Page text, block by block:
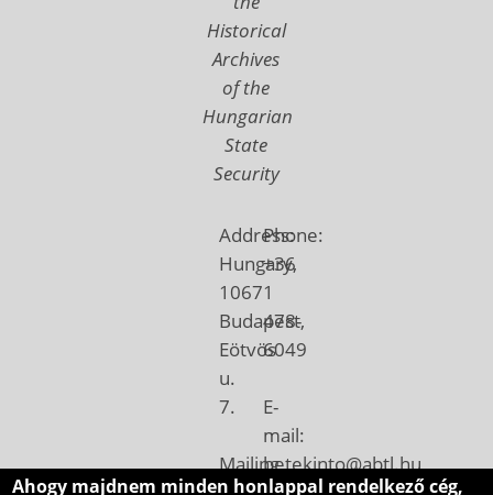
Historical
Archives
of the
Hungarian
State
Security
Address:
Hungary,
1067
Budapest,
Eötvös
u.
7.
Mailing
Phone:
+36
1
478-
6049
E-
mail:
betekinto@abtl.hu
Ahogy majdnem minden honlappal rendelkező cég,